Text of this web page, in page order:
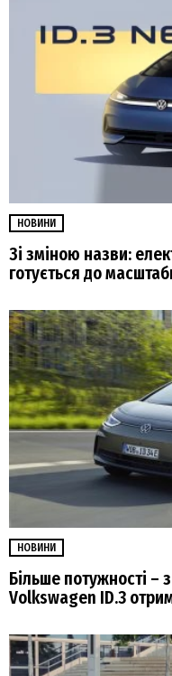
НОВИНИ
Зі зміною назви:
готується до
НОВИНИ
Більше потужності –
Volkswagen ID.3